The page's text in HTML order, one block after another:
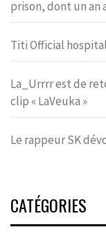
prison, dont un an
Titi Official
La_Urrrr est de
clip « LaVeuka »
Le rappeur SK
CATÉGORIES